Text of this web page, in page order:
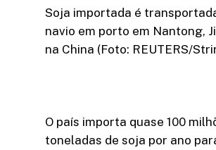
Soja importada é
navio em porto em Nantong,
na China (Foto: REUTERS/
O país importa quase 100
toneladas de soja por ano